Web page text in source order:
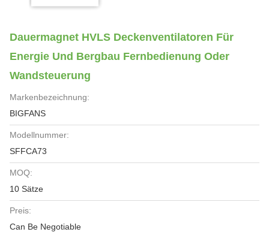
Dauermagnet HVLS Deckenventilatoren Für
Energie Und Bergbau Fernbedienung Oder
Wandsteuerung
Markenbezeichnung:
BIGFANS
Modellnummer:
SFFCA73
MOQ:
10 Sätze
Preis:
Can Be Negotiable